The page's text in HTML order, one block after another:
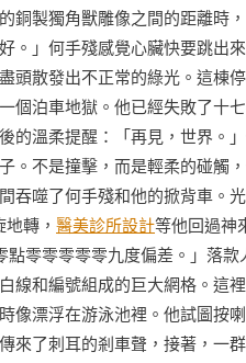
製獨角獸雕像之間的距離時
。」何手殘感覺心臟快要跳出
頭散發出不正常的綠光。這棟
個泊車地獄。他已經失敗了十
的溫柔提醒：「再見，世界。
。不是撞擊，而是輕柔的碰觸
噬了何手殘和他的掀背車。
轉， 醫美診所設計等他回過神
零零零零零九度偏差。」落款
線和編號組成的巨大網格。這
像漂浮在游泳池裡。他試圖按
來了刺耳的剎車聲，接著，一